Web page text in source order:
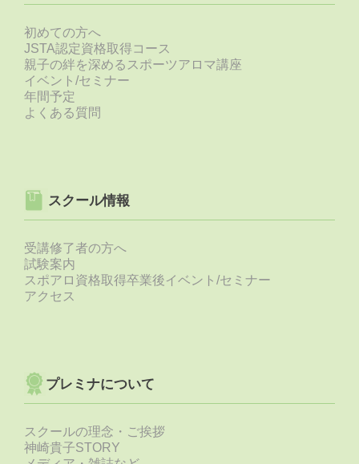
初めての方へ
JSTA認定資格取得コース
親子の絆を深めるスポーツアロマ講座
イベント/セミナー
年間予定
よくある質問
スクール情報
受講修了者の方へ
試験案内
スポアロ資格取得卒業後イベント/セミナー
アクセス
プレミナについて
スクールの理念・ご挨拶
神崎貴子STORY